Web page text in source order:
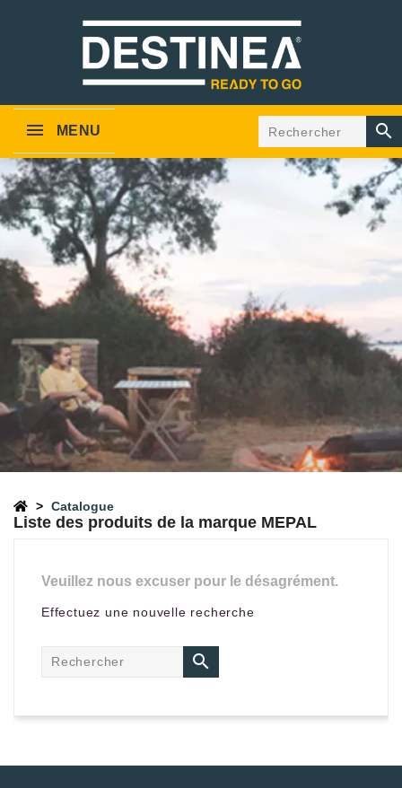
MENU 
Catalogue
Liste des produits de la marque MEPAL
Veuillez nous excuser pour le désagrément.
Effectuez une nouvelle recherche
